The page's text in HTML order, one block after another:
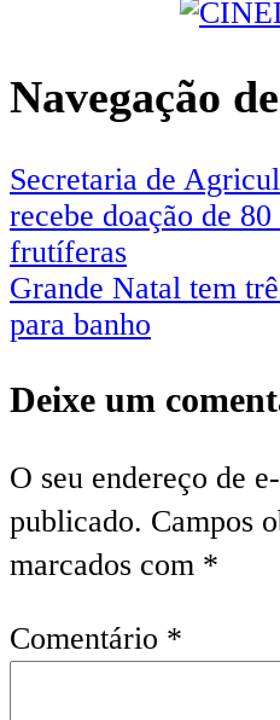
Navegação
Secretaria de
recebe doação de
frutíferas
Grande Natal tem
para banho
Deixe um
O seu endereço de
publicado. Campos
marcados com *
Comentário *